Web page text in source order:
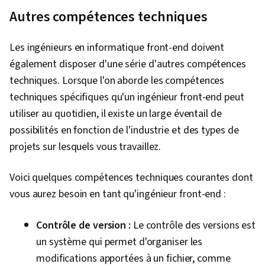
Development, Cascading Style Sheets (CSS),
Language (HTML), Web Design, JavaScript
Autres compétences techniques
Les ingénieurs en informatique front-end doivent
également disposer d'une série d'autres compétences
techniques. Lorsque l'on aborde les compétences
techniques spécifiques qu'un ingénieur front-end peut
utiliser au quotidien, il existe un large éventail de
possibilités en fonction de l'industrie et des types de
projets sur lesquels vous travaillez.
Voici quelques compétences techniques courantes dont
vous aurez besoin en tant qu'ingénieur front-end :
Contrôle de version : Le contrôle des versions est
un système qui permet d'organiser les
modifications apportées à un fichier, comme